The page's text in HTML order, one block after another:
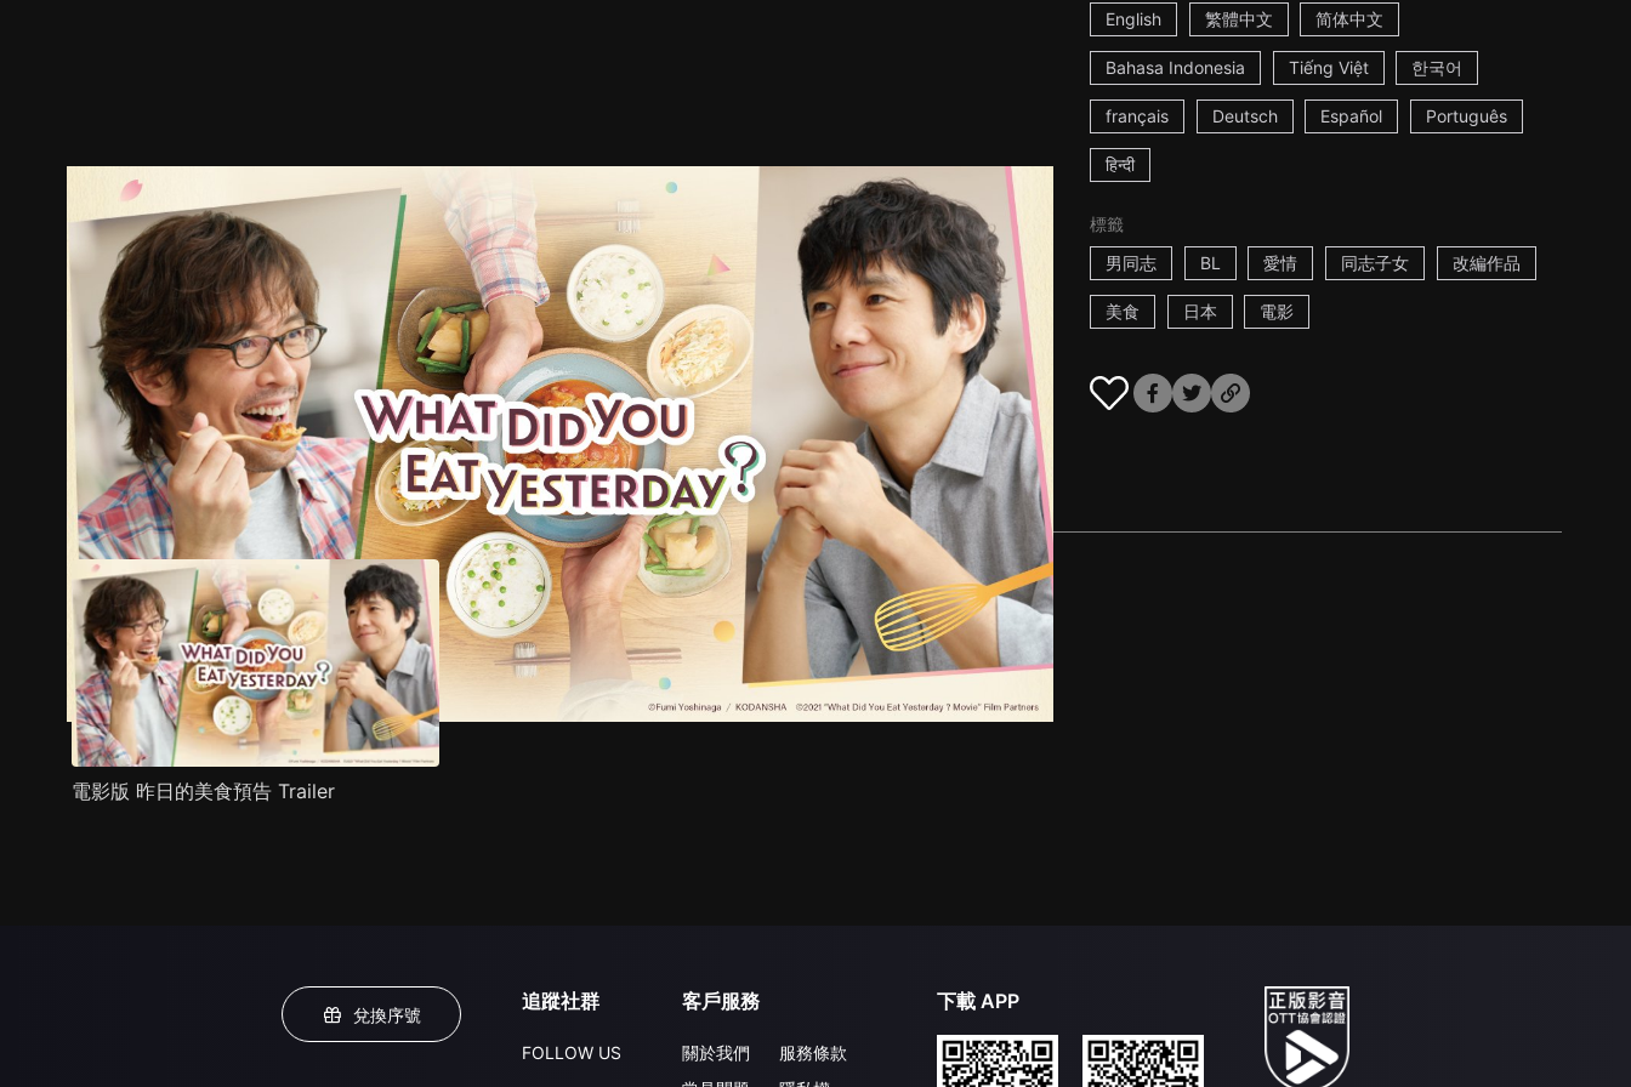
English 繁體中文 简体中文
Bahasa Indonesia Tiếng Việt 한국어
français Deutsch Español Português
हिन्दी
標籤
男同志
BL 愛情 同志子女 改編作品
美食 日本 電影
預告 劇照 推薦影片 劇情介紹
電影版 昨日的美食預告 Trailer
兌換序號
追蹤社群
FOLLOW US
客戶服務
關於我們
服務條款
下載 APP